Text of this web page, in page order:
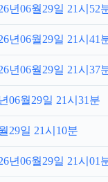
년06월29일 21시52
년06월29일 21시41
년06월29일 21시37
06월29일 21시31분
29일 21시10분
년06월29일 21시01